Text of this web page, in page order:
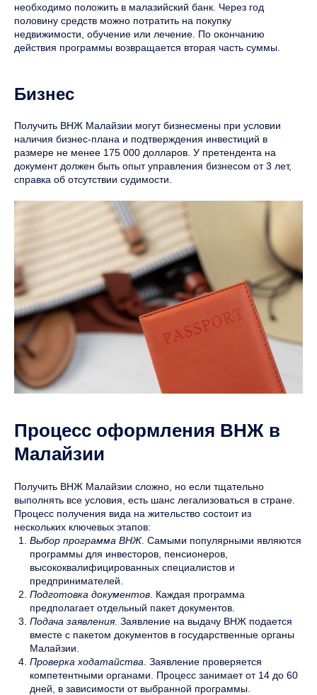
необходимо положить в малазийский банк. Через год
половину средств можно потратить на покупку
недвижимости, обучение или лечение. По окончанию
действия программы возвращается вторая часть суммы.
Бизнес
Получить ВНЖ Малайзии могут бизнесмены при условии
наличия бизнес-плана и подтверждения инвестиций в
размере не менее 175 000 долларов. У претендента на
документ должен быть опыт управления бизнесом от 3 лет,
справка об отсутствии судимости.
Процесс оформления ВНЖ в
Малайзии
Получить ВНЖ Малайзии сложно, но если тщательно
выполнять все условия, есть шанс легализоваться в стране.
Процесс получения вида на жительство состоит из
нескольких ключевых этапов:
Выбор программа ВНЖ. Самыми популярными являются
программы для инвесторов, пенсионеров,
высококвалифицированных специалистов и
предпринимателей.
Подготовка документов . Каждая программа
предполагает отдельный пакет документов.
Подача заявления. Заявление на выдачу ВНЖ подается
вместе с пакетом документов в государственные органы
Малайзии.
Проверка ходатайства . Заявление проверяется
компетентными органами. Процесс занимает от 14 до 60
дней, в зависимости от выбранной программы.